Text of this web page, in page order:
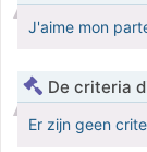
J'aime mon
De criteria
Er zijn geen